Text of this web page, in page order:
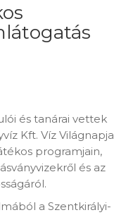
és tanárai vettek
Kft. Víz Világnapja
programjain,
és az
a Szentkirályi-